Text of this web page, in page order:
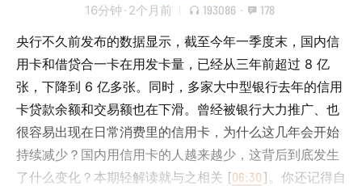
16分钟 · 2个月前 193086 · 178
央行不久前发布的数据显示，截至今年一季度末，国内信
用卡和借贷合一卡在用发卡量，已经从三年前超过 8 亿
张，下降到 6 亿多张。同时，多家大中型银行去年的信用
卡贷款余额和交易额也在下滑。曾经被银行大力推广、也
很容易出现在日常消费里的信用卡，为什么这几年会开始
持续减少？国内用信用卡的人越来越少，这背后到底发生
了什么变化？本期轻解读就与之相关 [06:30]。你还记得自